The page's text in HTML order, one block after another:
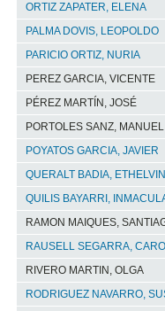
ORTIZ ZAPATER, ELENA
PALMA DOVIS, LEOPOLDO
PARICIO ORTIZ, NURIA
PEREZ GARCIA, VICENTE
PÉREZ MARTÍN, JOSÉ
PORTOLES SANZ, MANUEL
POYATOS GARCIA, JAVIER
QUERALT BADIA,
QUILIS BAYARRI,
RAMON MAIQUES,
RAUSELL SEGARRA,
RIVERO MARTIN, OLGA
RODRIGUEZ NAVARRO,